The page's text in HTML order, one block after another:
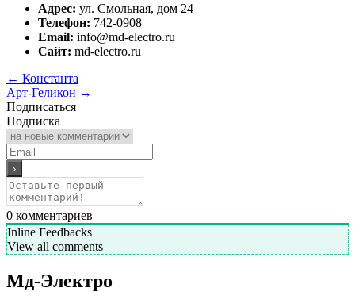
Адрес: ул. Смольная, дом 24
Телефон: 742-0908
Email: info@md-electro.ru
Сайт: md-electro.ru
← Константа
Арт-Геликон →
Подписаться
Подписка
0 комментариев
Inline Feedbacks
View all comments
Мд-Электро